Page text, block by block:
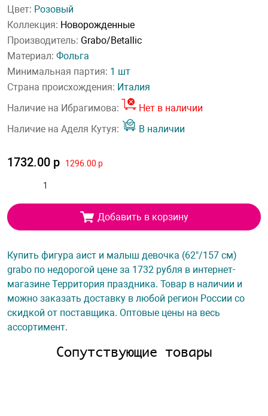
Цвет: Розовый
Коллекция: Новорожденные
Производитель: Grabo/Betallic
Материал: Фольга
Минимальная партия: 1 шт
Страна происхождения: Италия
Наличие на Ибрагимова:
Нет в наличии
Наличие на Аделя Кутуя:
В наличии
1732.00 р 1296.00 р
Добавить в корзину
Купить фигура аист и малыш девочка (62"/157 см)
grabo по недорогой цене за 1732 рубля в интернет-
магазине Территория праздника. Товар в наличии и
можно заказать доставку в любой регион России со
скидкой от поставщика. Оптовые цены на весь
ассортимент.
Сопутствующие товары